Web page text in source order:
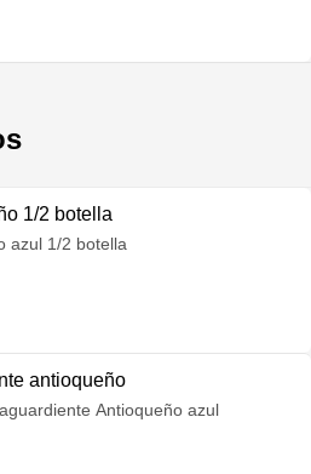
1/2 botella
azul 1/2 botella
antioqueño
Antioqueño azul